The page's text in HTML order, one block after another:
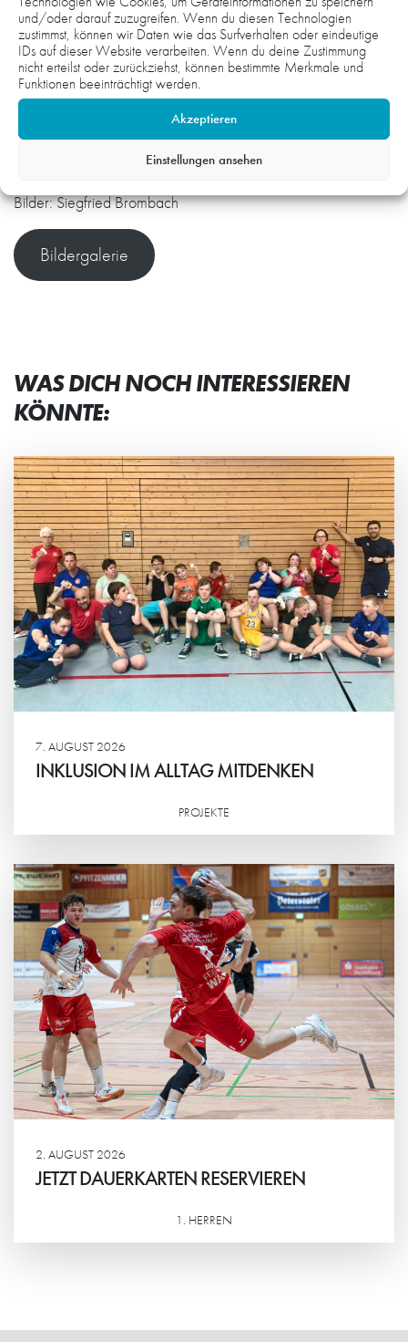
und/oder darauf zuzugreifen. Wenn du diesen Technologien
zustimmst, können wir Daten wie das Surfverhalten oder eindeutige
IDs auf dieser Website verarbeiten. Wenn du deine Zustimmung
nicht erteilst oder zurückziehst, können bestimmte Merkmale und
Funktionen beeinträchtigt werden.
Akzeptieren
Einstellungen ansehen
und uns gut auf das Derby gegen Pforzheim/Eutingen
vorbereiten. Wir wollen jetzt weiter Spiele gewinnen.“
HG: Leon Schwab, Gleb Ulianenko; Raphael Mehlis (8), Tom
Baldauf (2), David Brombach (2), Lennart Auth (1), Fabio
Jäger, Raphael Schmitt (9/1), Jakub Dudziak (4), Fabio de
Marco (6), Finn Hoberg (3), Jonah Potoski, Tom Komarek (1),
Thore Schroiff, Dante Wagner (7). /mj
Bilder: Siegfried Brombach
Bildergalerie
WAS DICH NOCH INTERESSIEREN
KÖNNTE:
7. AUGUST 2026
INKLUSION IM ALLTAG MITDENKEN
PROJEKTE
2. AUGUST 2026
JETZT DAUERKARTEN RESERVIEREN
1. HERREN